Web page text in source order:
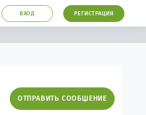
ВХОД РЕГИСТРАЦИЯ
ОТПРАВИТЬ СООБЩЕНИЕ